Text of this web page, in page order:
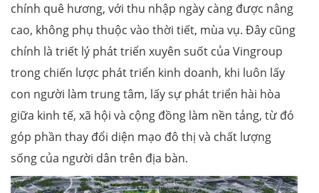
chính quê hương, với thu nhập ngày càng được nâng
cao, không phụ thuộc vào thời tiết, mùa vụ. Đây cũng
chính là triết lý phát triển xuyên suốt của Vingroup
trong chiến lược phát triển kinh doanh, khi luôn lấy
con người làm trung tâm, lấy sự phát triển hài hòa
giữa kinh tế, xã hội và cộng đồng làm nền tảng, từ đó
góp phần thay đổi diện mạo đô thị và chất lượng
sống của người dân trên địa bàn.